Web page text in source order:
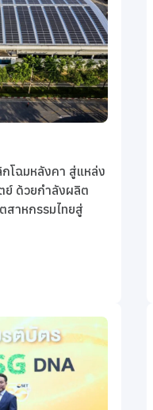
โฉมหลังคา สู่แหล่ง
ย์ ด้วยกำลังผลิต
สาหกรรมไทยสู่